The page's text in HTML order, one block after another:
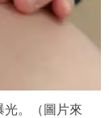
光。（圖片來